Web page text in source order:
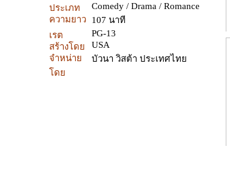
ประเภท
Comedy / Drama / Romance
ความยาว
107 นาที
เรต
PG-13
สร้างโดย
USA
จำหน่าย
โดย
บัวนา วิสต้า ประเทศไทย